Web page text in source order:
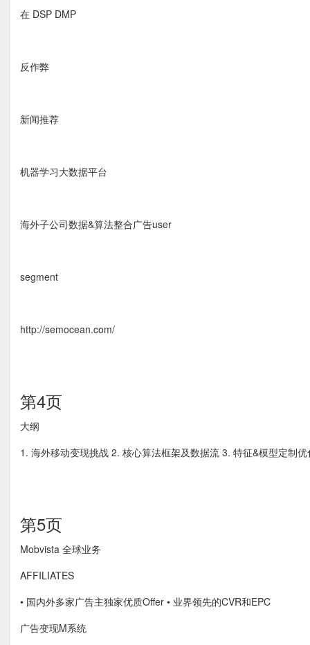
在 DSP DMP
反作弊
新闻推荐
机器学习大数据平台
海外子公司数据&算法整合广告user
segment
http://semocean.com/
第4页
大纲
1. 海外移动变现挑战 2. 核心算法框架及数据流 3. 特征&模型定制
第5页
Mobvista 全球业务
AFFILIATES
• 国内外多家广告主独家优质Offer • 业界领先的CVR和EPC
广告变现M系统